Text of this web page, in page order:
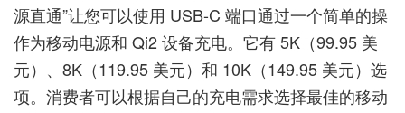
源直通”让您可以使用 USB-C 端口通过一个简单的操
作为移动电源和 Qi2 设备充电。它有 5K（99.95 美
元）、8K（119.95 美元）和 10K（149.95 美元）选
项。消费者可以根据自己的充电需求选择最佳的移动